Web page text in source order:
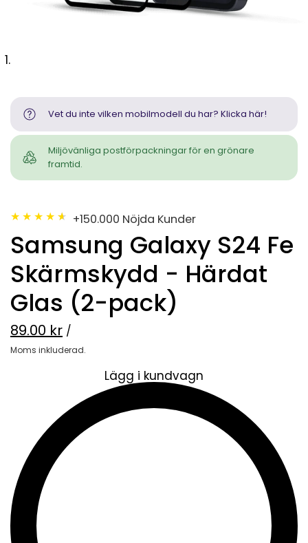
Vet du inte vilken mobilmodell du har? Klicka här!
Miljövänliga postförpackningar för en grönare
framtid.
★ ★ ★ ★ ★
★ +150.000 Nöjda Kunder
Samsung Galaxy S24 Fe
Skärmskydd - Härdat
Glas (2-pack)
89.00 kr /
Moms inkluderad.
Lägg i kundvagn